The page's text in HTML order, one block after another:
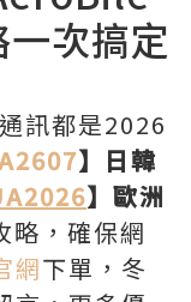
次搞定
訊都是2026
】日韓
】歐洲
略，確保網
網下單，冬